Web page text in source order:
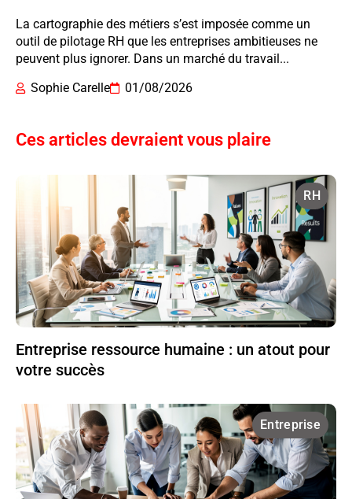
La cartographie des métiers s’est imposée comme un
outil de pilotage RH que les entreprises ambitieuses ne
peuvent plus ignorer. Dans un marché du travail...
Sophie Carelle
01/08/2026
Ces articles devraient vous plaire
RH
Entreprise ressource humaine : un atout pour
votre succès
Entreprise